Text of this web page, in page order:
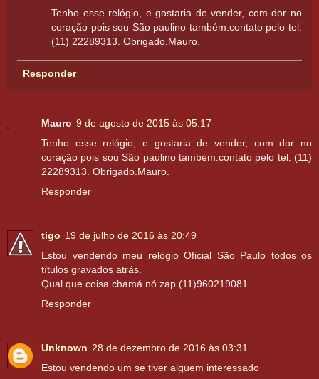
Tenho esse relógio, e gostaria de vender, com dor no
coração pois sou São paulino também.contato pelo tel.
(11) 22289313. Obrigado.Mauro.
Responder
Mauro 9 de agosto de 2015 às 05:17
Tenho esse relógio, e gostaria de vender, com dor no
coração pois sou São paulino também.contato pelo tel. (11)
22289313. Obrigado.Mauro.
Responder
tigo 19 de julho de 2016 às 20:49
Estou vendendo meu relógio Oficial São Paulo todos os
títulos gravados atrás.
Qual que coisa chamá nó zap (11)960219081
Responder
Unknown 28 de dezembro de 2016 às 03:31
Estou vendendo um se tiver alguem interessado